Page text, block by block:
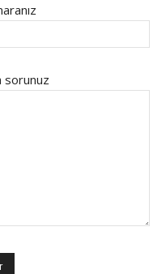
sorunuz